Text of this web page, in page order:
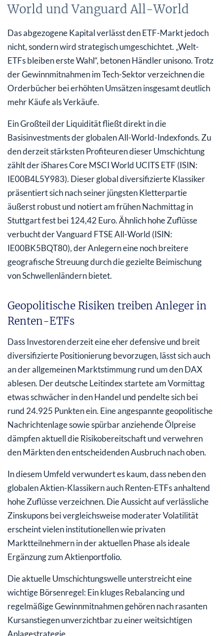
World und Vanguard All-World
Das abgezogene Kapital verlässt den ETF-Markt jedoch
nicht, sondern wird strategisch umgeschichtet. „Welt-
ETFs bleiben erste Wahl“, betonen Händler unisono. Trotz
der Gewinnmitnahmen im Tech-Sektor verzeichnen die
Orderbücher bei erhöhten Umsätzen insgesamt deutlich
mehr Käufe als Verkäufe.
Ein Großteil der Liquidität fließt direkt in die
Basisinvestments der globalen All-World-Indexfonds. Zu
den derzeit stärksten Profiteuren dieser Umschichtung
zählt der iShares Core MSCI World UCITS ETF (ISIN:
IE00B4L5Y983). Dieser global diversifizierte Klassiker
präsentiert sich nach seiner jüngsten Kletterpartie
äußerst robust und notiert am frühen Nachmittag in
Stuttgart fest bei 124,42 Euro. Ähnlich hohe Zuflüsse
verbucht der Vanguard FTSE All-World (ISIN:
IE00BK5BQT80), der Anlegern eine noch breitere
geografische Streuung durch die gezielte Beimischung
von Schwellenländern bietet.
Geopolitische Risiken treiben Anleger in
Renten-ETFs
Dass Investoren derzeit eine eher defensive und breit
diversifizierte Positionierung bevorzugen, lässt sich auch
an der allgemeinen Marktstimmung rund um den DAX
ablesen. Der deutsche Leitindex startete am Vormittag
etwas schwächer in den Handel und pendelte sich bei
rund 24.925 Punkten ein. Eine angespannte geopolitische
Nachrichtenlage sowie spürbar anziehende Ölpreise
dämpfen aktuell die Risikobereitschaft und verwehren
den Märkten den entscheidenden Ausbruch nach oben.
In diesem Umfeld verwundert es kaum, dass neben den
globalen Aktien-Klassikern auch Renten-ETFs anhaltend
hohe Zuflüsse verzeichnen. Die Aussicht auf verlässliche
Zinskupons bei vergleichsweise moderater Volatilität
erscheint vielen institutionellen wie privaten
Marktteilnehmern in der aktuellen Phase als ideale
Ergänzung zum Aktienportfolio.
Die aktuelle Umschichtungswelle unterstreicht eine
wichtige Börsenregel: Ein kluges Rebalancing und
regelmäßige Gewinnmitnahmen gehören nach rasanten
Kursanstiegen unverzichtbar zu einer weitsichtigen
Anlagestrategie.